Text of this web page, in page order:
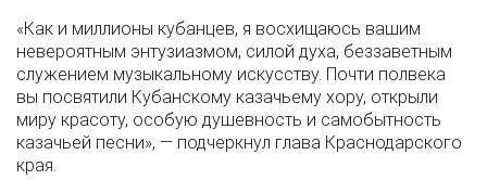
«Как и миллионы кубанцев, я восхищаюсь вашим
невероятным энтузиазмом, силой духа, беззаветным
служением музыкальному искусству. Почти полвека
вы посвятили Кубанскому казачьему хору, открыли
миру красоту, особую душевность и самобытность
казачьей песни», — подчеркнул глава Краснодарского
края.